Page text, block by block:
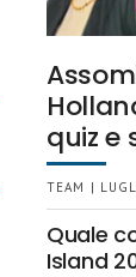
quiz e
TEAM |
Quale
Island